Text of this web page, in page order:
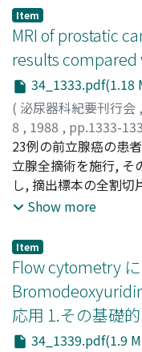
が正確な傾向があっ
はMRIは僅かに正確
断の目的で, MRIで
筋のintensity×100)を
T1強調画像における
画像では大部分の症
cell typeの腎癌では
は65～85と高値を示
肪成分と思われる部
したところ, T1画像で
50以上, 他の1例は21
度鑑別診断が可能であ
Item
MRI of prostatic
results
34_1333.pdf(1.18
( 泌尿器科紀要刊行会 ,
8 , 1988 , pp.1333-
NISHIMURA, Kazuo;
YOSHIDA, Osamu;
田, 収一;岡田, 謙一郎;
23例の前立腺癌の患
立腺全摘術を施行, そ
し, 摘出標本の全割切
立腺は内, 外腺に分か
像において, 内腺より
癌の部分は正常の外
腺に発生した癌が内
外腺の境界線の一部
の所見はin vivoのMRI
local stagingに関し臨
Show more
Item
Flow cytometry
応用 1.その基礎
34_1339.pdf(1.9